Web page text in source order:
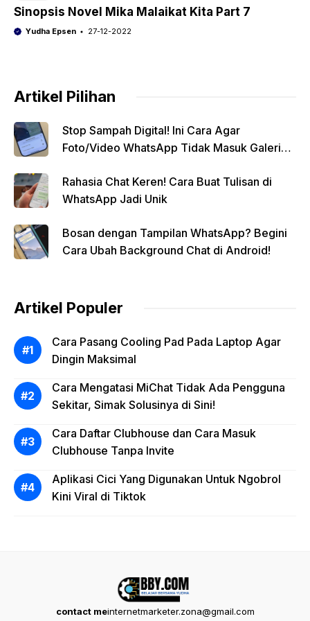
Sinopsis Novel Mika Malaikat Kita Part 7
Yudha Epsen 27-12-2022
Artikel Pilihan
Stop Sampah Digital! Ini Cara Agar
Foto/Video WhatsApp Tidak Masuk Galeri
Rahasia Chat Keren! Cara Buat Tulisan di
WhatsApp Jadi Unik
Bosan dengan Tampilan WhatsApp? Begini
Cara Ubah Background Chat di Android!
Artikel Populer
Cara Pasang Cooling Pad Pada Laptop Agar
Dingin Maksimal
Cara Mengatasi MiChat Tidak Ada Pengguna
Sekitar, Simak Solusinya di Sini!
Cara Daftar Clubhouse dan Cara Masuk
Clubhouse Tanpa Invite
Aplikasi Cici Yang Digunakan Untuk Ngobrol
Kini Viral di Tiktok
contact meinternetmarketer.zona@gmail.com